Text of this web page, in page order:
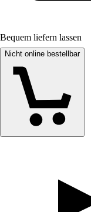
Bequem liefern lassen
Nicht online bestellbar